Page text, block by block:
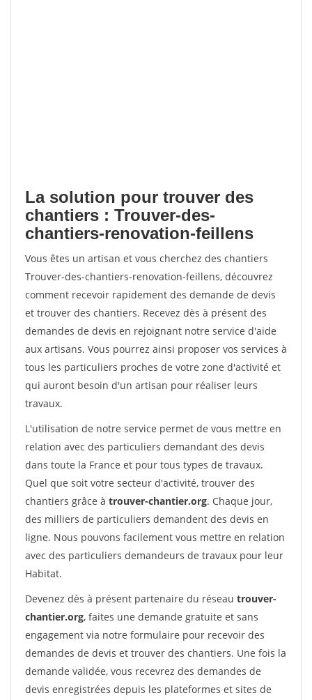
La solution pour trouver des
chantiers : Trouver-des-
chantiers-renovation-feillens
Vous êtes un artisan et vous cherchez des chantiers
Trouver-des-chantiers-renovation-feillens, découvrez
comment recevoir rapidement des demande de devis
et trouver des chantiers. Recevez dès à présent des
demandes de devis en rejoignant notre service d'aide
aux artisans. Vous pourrez ainsi proposer vos services à
tous les particuliers proches de votre zone d'activité et
qui auront besoin d'un artisan pour réaliser leurs
travaux.
L'utilisation de notre service permet de vous mettre en
relation avec des particuliers demandant des devis
dans toute la France et pour tous types de travaux.
Quel que soit votre secteur d'activité, trouver des
chantiers grâce à trouver-chantier.org. Chaque jour,
des milliers de particuliers demandent des devis en
ligne. Nous pouvons facilement vous mettre en relation
avec des particuliers demandeurs de travaux pour leur
Habitat.
Devenez dès à présent partenaire du réseau trouver-
chantier.org, faites une demande gratuite et sans
engagement via notre formulaire pour recevoir des
demandes de devis et trouver des chantiers. Une fois la
demande validée, vous recevrez des demandes de
devis enregistrées depuis les plateformes et sites de